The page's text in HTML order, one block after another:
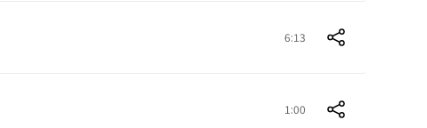
6:13
1:00